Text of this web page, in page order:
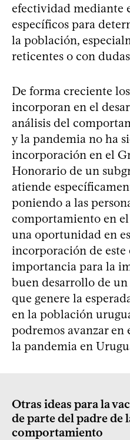
efectividad mediante
específicos para
la población,
reticentes o con
De forma creciente
incorporan en el
análisis del
y la pandemia no ha
incorporación en el
Honorario de un
atiende
poniendo a las
comportamiento en
una oportunidad en
incorporación de este
importancia para la
buen desarrollo de
que genere la
en la población
podremos avanzar
la pandemia en
Otras ideas para la
de parte del padre de
comportamiento